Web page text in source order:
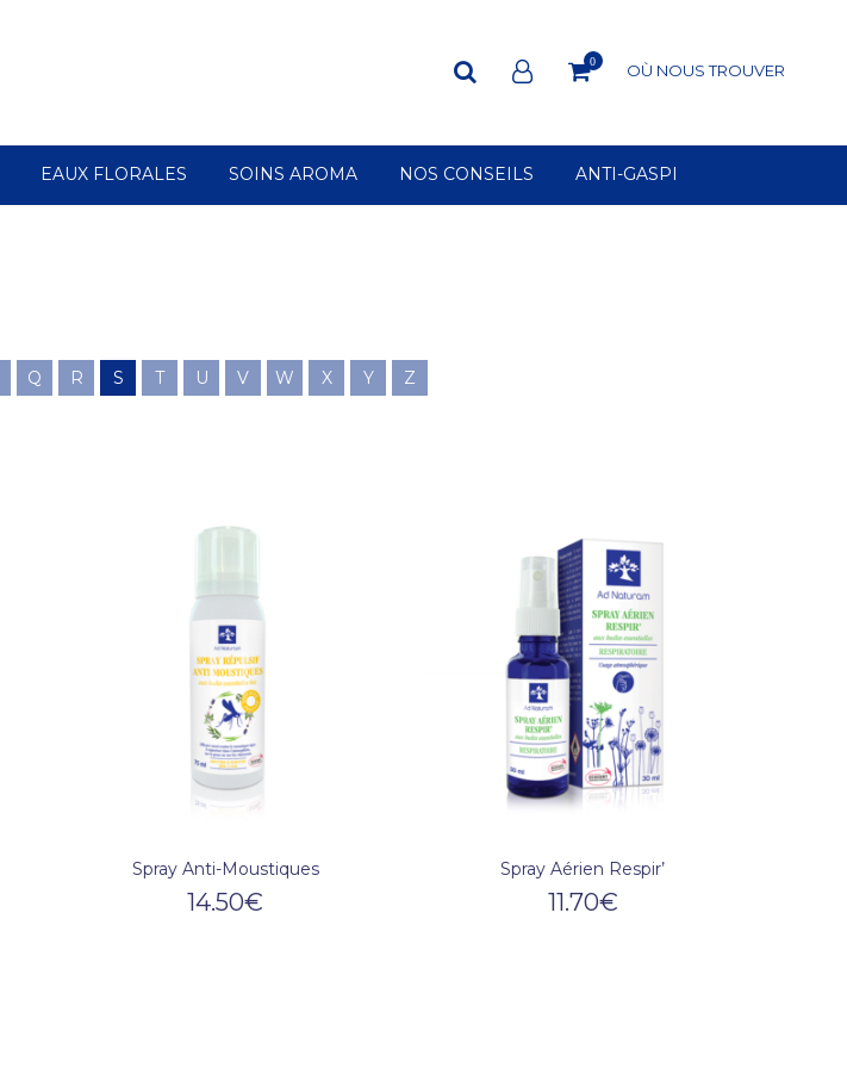
0 OÙ NOUS TROUVER
EAUX FLORALES SOINS AROMA NOS CONSEILS ANTI-GASPI
Q R S T U V W X Y Z
Spray Anti-Moustiques
14.50€
Spray Aérien Respir’
11.70€